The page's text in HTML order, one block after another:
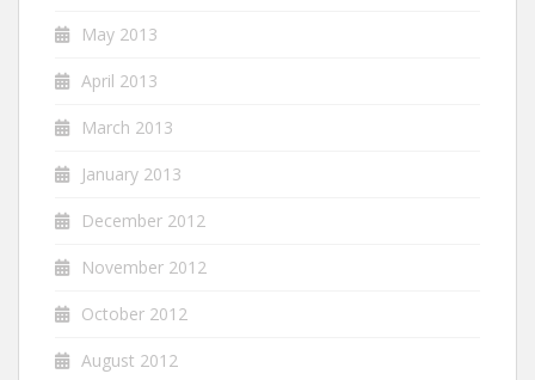
May 2013
April 2013
March 2013
January 2013
December 2012
November 2012
October 2012
August 2012